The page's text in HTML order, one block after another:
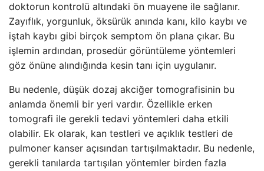
doktorun kontrolü altındaki ön muayene ile sağlanır.
Zayıflık, yorgunluk, öksürük anında kanı, kilo kaybı ve
iştah kaybı gibi birçok semptom ön plana çıkar. Bu
işlemin ardından, prosedür görüntüleme yöntemleri
göz önüne alındığında kesin tanı için uygulanır.
Bu nedenle, düşük dozaj akciğer tomografisinin bu
anlamda önemli bir yeri vardır. Özellikle erken
tomografi ile gerekli tedavi yöntemleri daha etkili
olabilir. Ek olarak, kan testleri ve açıklık testleri de
pulmoner kanser açısından tartışılmaktadır. Bu nedenle,
gerekli tanılarda tartışılan yöntemler birden fazla